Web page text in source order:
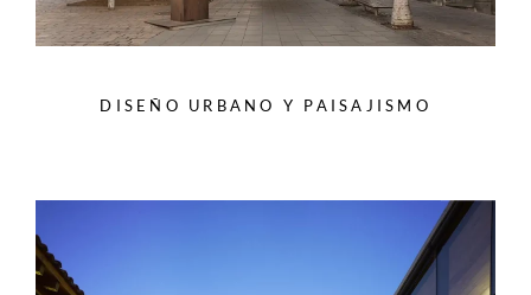
DISEÑO URBANO Y PAISAJISMO